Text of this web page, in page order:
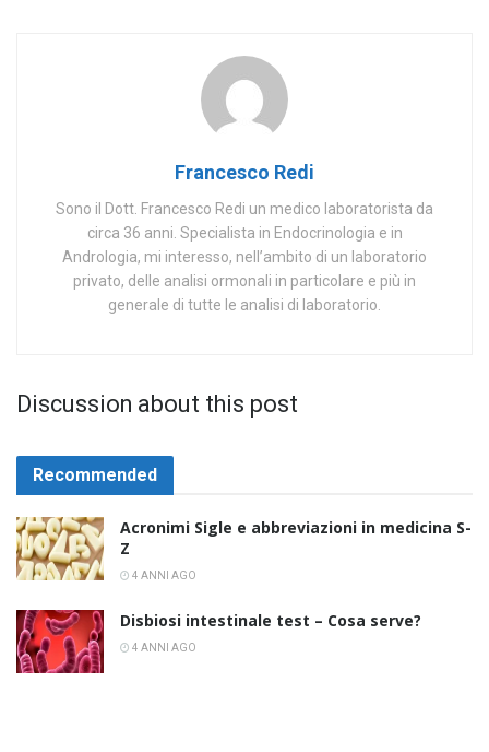
Francesco Redi
Sono il Dott. Francesco Redi un medico laboratorista da
circa 36 anni. Specialista in Endocrinologia e in
Andrologia, mi interesso, nell’ambito di un laboratorio
privato, delle analisi ormonali in particolare e più in
generale di tutte le analisi di laboratorio.
Discussion about this post
Recommended
Acronimi Sigle e abbreviazioni in medicina S-
Z
4 ANNI AGO
Disbiosi intestinale test – Cosa serve?
4 ANNI AGO